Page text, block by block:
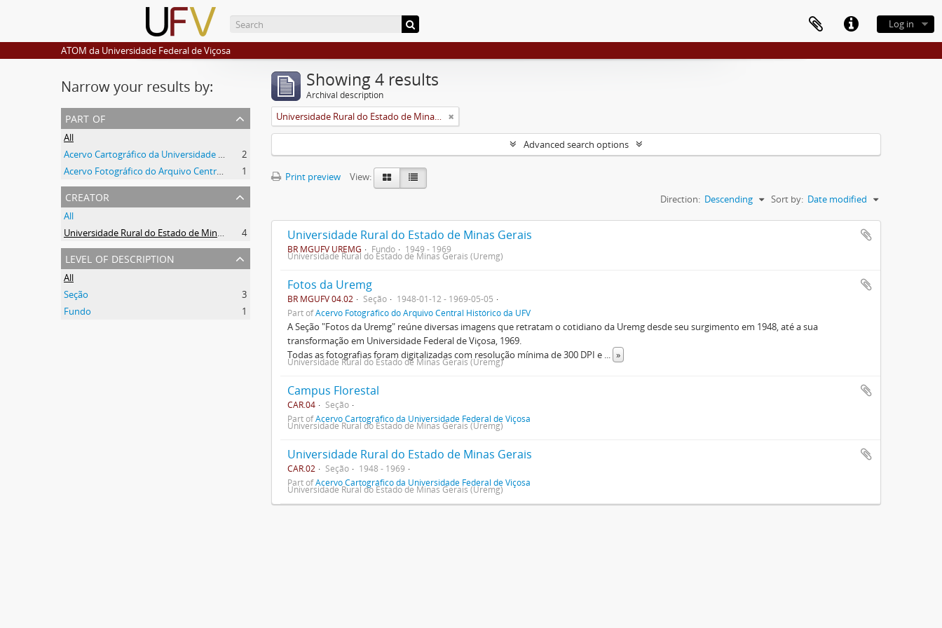
Log in
ATOM da Universidade Federal de Viçosa
Narrow your results by:
part of
All
Acervo Cartográfico da Universidade Federal de Viçosa
2
Acervo Fotográfico do Arquivo Central Histórico da UFV
1
creator
All
Universidade Rural do Estado de Minas Gerais (Uremg)
4
level of description
All
Seção
3
Fundo
1
Showing 4 results
Archival description
Universidade Rural do Estado de Minas Gerais (Uremg)
Advanced search options
Print preview
View:
Sort by: Date modified
Direction: Descending
Universidade Rural do Estado de Minas Gerais
BR MGUFV UREMG Fundo 1949 - 1969
Universidade Rural do Estado de Minas Gerais (Uremg)
Fotos da Uremg
BR MGUFV 04.02 Seção
1948-01-12 - 1969-05-05
Part ofAcervo Fotográfico do Arquivo Central Histórico da UFV
A Seção "Fotos da Uremg" reúne diversas imagens que retratam o cotidiano da Uremg desde seu surgimento em 1948, até a sua
transformação em Universidade Federal de Viçosa, 1969.
Todas as fotografias foram digitalizadas com resolução mínima de 300 DPI e
»
Universidade Rural do Estado de Minas Gerais (Uremg)
Campus Florestal
CAR.04
Seção
Part ofAcervo Cartográfico da Universidade Federal de Viçosa
Universidade Rural do Estado de Minas Gerais (Uremg)
Universidade Rural do Estado de Minas Gerais
CAR.02 Seção
1948 - 1969
Part ofAcervo Cartográfico da Universidade Federal de Viçosa
Universidade Rural do Estado de Minas Gerais (Uremg)